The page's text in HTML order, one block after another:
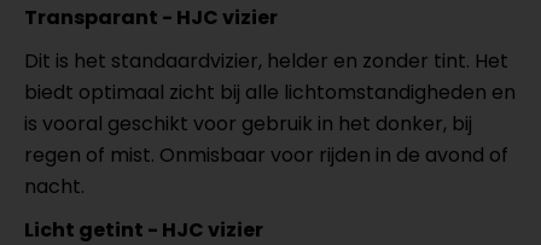
Transparant - HJC vizier
Dit is het standaardvizier, helder en zonder tint. Het
biedt optimaal zicht bij alle lichtomstandigheden en
is vooral geschikt voor gebruik in het donker, bij
regen of mist. Onmisbaar voor rijden in de avond of
nacht.
Licht getint - HJC vizier